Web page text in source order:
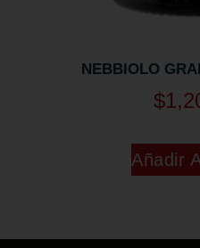
NEBBIOLO
$
Añadir